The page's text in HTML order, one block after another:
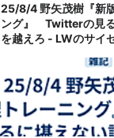
25/8/4 野矢茂樹『新
ング』 Twitterの見
を越えろ - LWのサイ